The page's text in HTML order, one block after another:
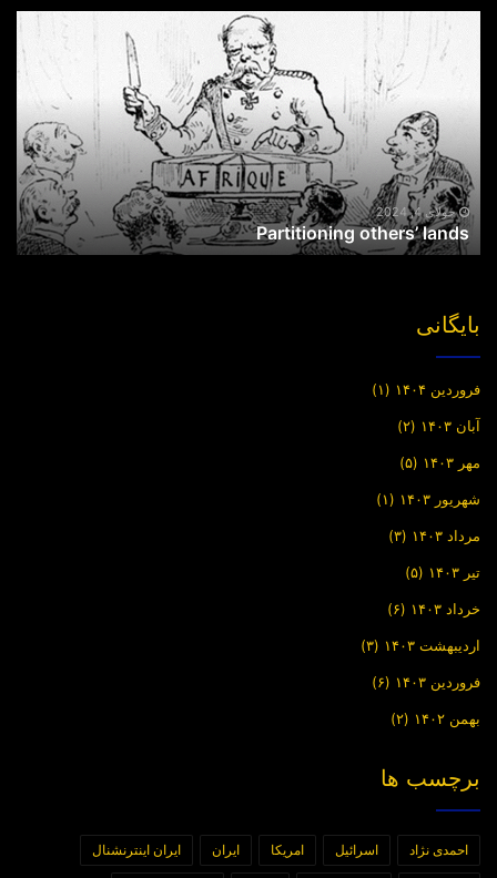
others’
جولای 4, 2024
Partitioning others’ lands
بایگانی
فروردین ۱۴۰۴ (۱)
آبان ۱۴۰۳ (۲)
مهر ۱۴۰۳ (۵)
شهریور ۱۴۰۳ (۱)
مرداد ۱۴۰۳ (۳)
تیر ۱۴۰۳ (۵)
خرداد ۱۴۰۳ (۶)
اردیبهشت ۱۴۰۳ (۳)
فروردین ۱۴۰۳ (۶)
بهمن ۱۴۰۲ (۲)
برچسب ها
احمدی نژاد اسرائیل امریکا ایران ایران اینترنشنال